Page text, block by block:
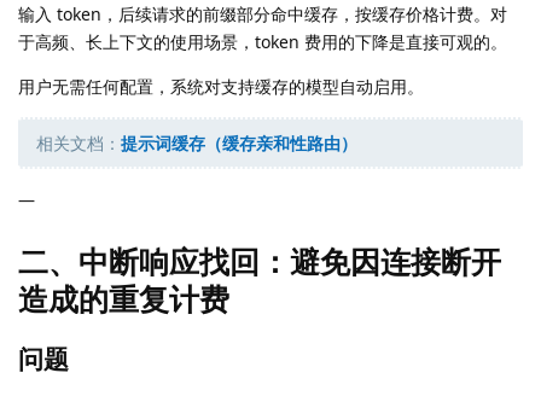
输入 token，后续请求的前缀部分命中缓存，按缓存价格计费。对
于高频、长上下文的使用场景，token 费用的下降是直接可观的。
用户无需任何配置，系统对支持缓存的模型自动启用。
相关文档： 提示词缓存（缓存亲和性路由）
—
二、中断响应找回：避免因连接断开
造成的重复计费
问题